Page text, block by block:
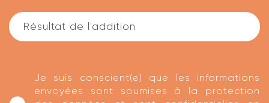
Je suis conscient(e) que les informations
envoyées sont soumises à la protection